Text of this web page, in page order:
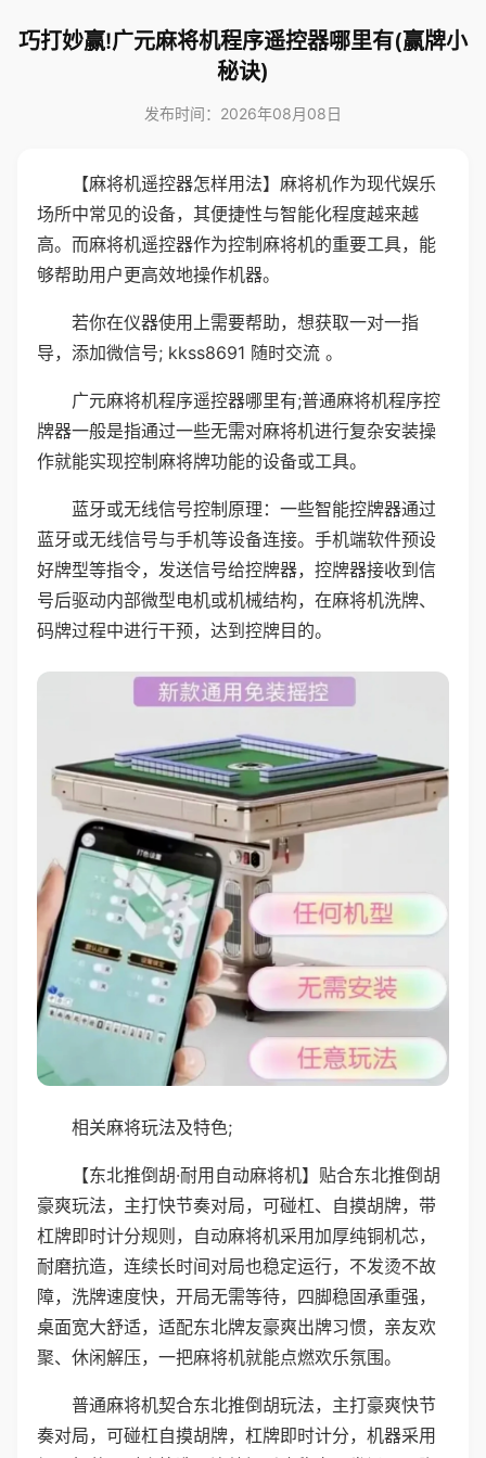
巧打妙赢!广元麻将机程序遥控器哪里有(赢牌小
秘诀)
发布时间：2026年08月08日
【麻将机遥控器怎样用法】麻将机作为现代娱乐
场所中常见的设备，其便捷性与智能化程度越来越
高。而麻将机遥控器作为控制麻将机的重要工具，能
够帮助用户更高效地操作机器。
若你在仪器使用上需要帮助，想获取一对一指
导，添加微信号; kkss8691 随时交流 。
广元麻将机程序遥控器哪里有;普通麻将机程序控
牌器一般是指通过一些无需对麻将机进行复杂安装操
作就能实现控制麻将牌功能的设备或工具。
蓝牙或无线信号控制原理：一些智能控牌器通过
蓝牙或无线信号与手机等设备连接。手机端软件预设
好牌型等指令，发送信号给控牌器，控牌器接收到信
号后驱动内部微型电机或机械结构，在麻将机洗牌、
码牌过程中进行干预，达到控牌目的。
相关麻将玩法及特色;
【东北推倒胡·耐用自动麻将机】贴合东北推倒胡
豪爽玩法，主打快节奏对局，可碰杠、自摸胡牌，带
杠牌即时计分规则，自动麻将机采用加厚纯铜机芯，
耐磨抗造，连续长时间对局也稳定运行，不发烫不故
障，洗牌速度快，开局无需等待，四脚稳固承重强，
桌面宽大舒适，适配东北牌友豪爽出牌习惯，亲友欢
聚、休闲解压，一把麻将机就能点燃欢乐氛围。
普通麻将机契合东北推倒胡玩法，主打豪爽快节
奏对局，可碰杠自摸胡牌，杠牌即时计分，机器采用